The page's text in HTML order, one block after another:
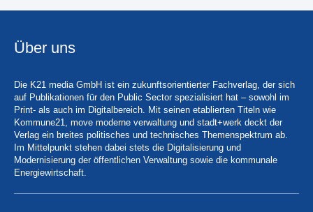
Über uns
Die K21 media GmbH ist ein zukunftsorientierter Fachverlag, der sich
auf Publikationen für den Public Sector spezialisiert hat – sowohl im
Print- als auch im Digitalbereich. Mit seinen etablierten Titeln wie
Kommune21, move moderne verwaltung und stadt+werk deckt der
Verlag ein breites politisches und technisches Themenspektrum ab.
Im Mittelpunkt stehen dabei stets die Digitalisierung und
Modernisierung der öffentlichen Verwaltung sowie die kommunale
Energiewirtschaft.